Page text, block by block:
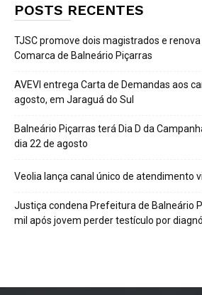
POSTS RECENTES
TJSC promove dois magistrados e
Comarca de Balneário Piçarras
AVEVI entrega Carta de Demandas aos
agosto, em Jaraguá do Sul
Balneário Piçarras terá Dia D da
dia 22 de agosto
Veolia lança canal único de atendimento
Justiça condena Prefeitura de Balneário
mil após jovem perder testículo por